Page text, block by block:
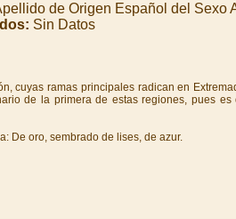
de Origen Español del Sexo
Sin Datos
cuyas ramas principales radican en
de la primera de estas regiones, pues
De oro, sembrado de lises, de azur.